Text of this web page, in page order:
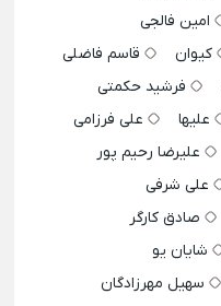
امین فالجی
کیوان
قاسم فاضلی
فرشید حکمتی
علیها
علی فرزامی
علیرضا رحیم پور
علی شرفی
صادق کارگر
شایان یو
سهیل مهرزادگان